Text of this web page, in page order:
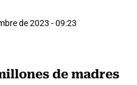
de 2023 - 09:23
de madres